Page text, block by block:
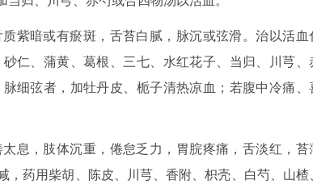
紫暗或有瘀斑，舌苔白腻，脉沉或弦滑。治以活血
仁、蒲黄、葛根、三七、水红花子、当归、川芎、
细弦者，加牡丹皮、栀子清热凉血；若腹中冷痛、
息，肢体沉重，倦怠乏力，胃脘疼痛，舌淡红，苔
药用柴胡、陈皮、川芎、香附、枳壳、白芍、山楂